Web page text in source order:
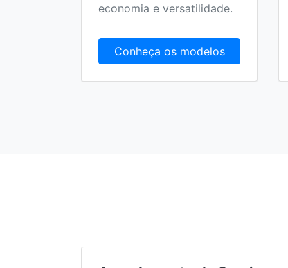
economia e versatilidade.
Conheça os modelos